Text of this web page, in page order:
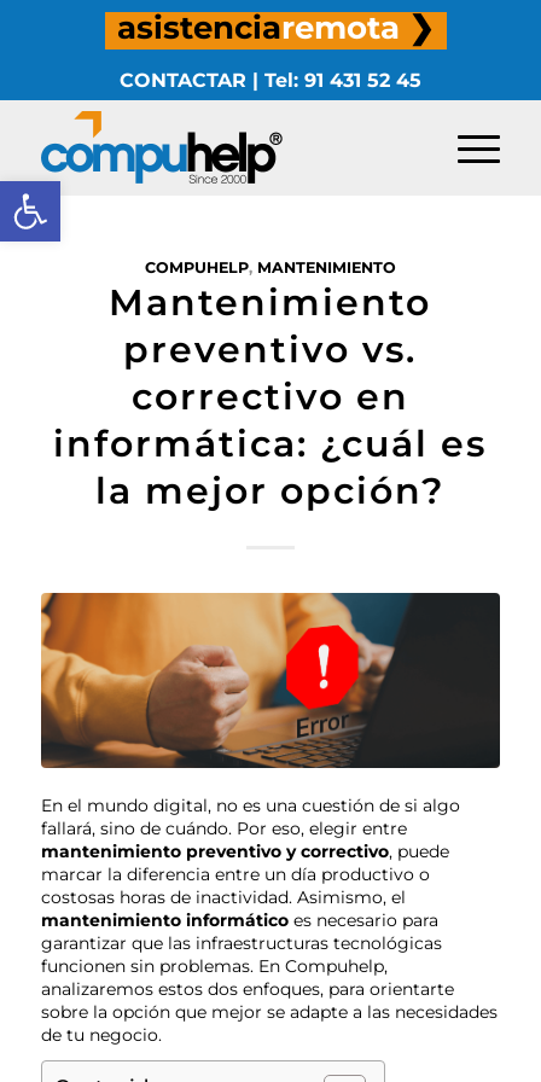
Abrir barra de herramientas
asistenciaremota ❯
CONTACTAR | Tel: 91 431 52 45
COMPUHELP, MANTENIMIENTO
Mantenimiento
preventivo vs.
correctivo en
informática: ¿cuál es
la mejor opción?
En el mundo digital, no es una cuestión de si algo
fallará, sino de cuándo. Por eso, elegir entre
mantenimiento preventivo y correctivo, puede
marcar la diferencia entre un día productivo o
costosas horas de inactividad. Asimismo, el
mantenimiento informáticoes necesario para
garantizar que las infraestructuras tecnológicas
funcionen sin problemas. En Compuhelp,
analizaremos estos dos enfoques, para orientarte
sobre la opción que mejor se adapte a las necesidades
de tu negocio.